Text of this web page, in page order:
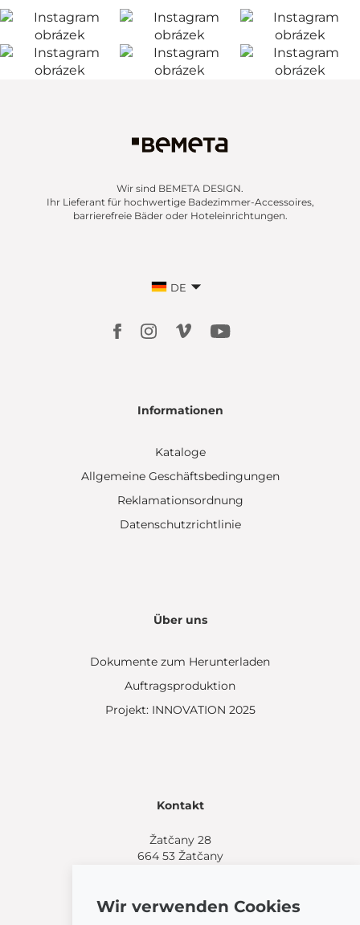
Wir sind BEMETA DESIGN.
Ihr Lieferant für hochwertige Badezimmer-Accessoires,
barrierefreie Bäder oder Hoteleinrichtungen.
DE
Informationen
Kataloge
Allgemeine Geschäftsbedingungen
Reklamationsordnung
Datenschutzrichtlinie
Über uns
Dokumente zum Herunterladen
Auftragsproduktion
Projekt: INNOVATION 2025
Kontakt
Žatčany 28
664 53 Žatčany
Wir verwenden Cookies